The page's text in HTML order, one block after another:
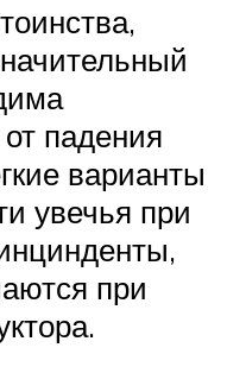
падения
варианты
увечья при
при